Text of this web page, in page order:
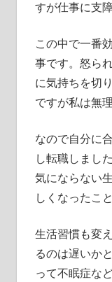
すが仕事に支
この中で一番
事です。怒ら
に気持ちを切
ですが私は無
なので自分に
し転職しまし
気にならない
しくなったこ
生活習慣も変
るのは遅いか
って不眠症な